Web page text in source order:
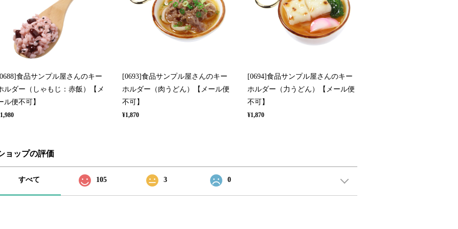
食品サンプル屋さんのキー
ルダー（しゃもじ：赤飯）【メ
ル便不可】
[0693]食品サンプル屋さんのキー
ホルダー（肉うどん）【メール便
不可】
¥1,870
[0694]食品サンプル屋さんのキー
ホルダー（力うどん）【メール便
不可】
¥1,870
ョップの評価
すべて 105 3 0